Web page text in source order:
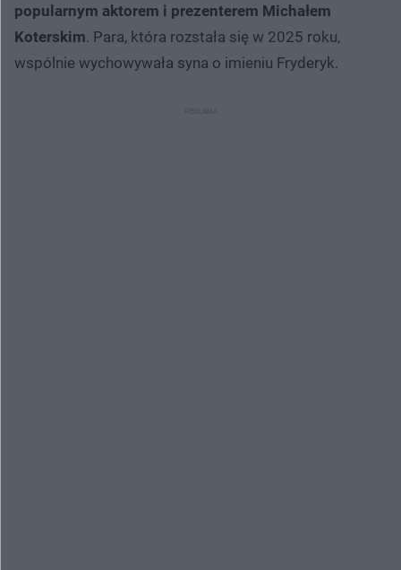
popularnym aktorem i prezenterem Michałem
Koterskim. Para, która rozstała się w 2025 roku,
wspólnie wychowywała syna o imieniu Fryderyk.